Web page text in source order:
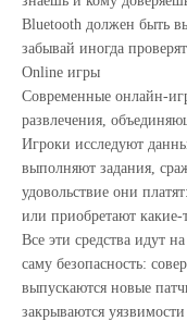
Bluetooth должен быть
забывай иногда
Online игры
Современные онлайн-
развлечения,
Игроки исследуют
выполняют задания,
удовольствие они
или приобретают
Все эти средства идут
саму безопасность:
выпускаются новые
закрываются уязвимости